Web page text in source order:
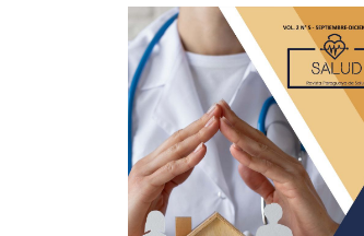
Barra
lateral
del
artículo